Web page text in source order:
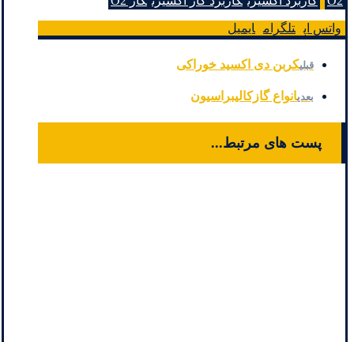
واتس اپ تلگرام ایمیل
قبلیکربن دی اکسید خوراکی
بعدیانواع گازکالیبراسیون
پست های مرتبط...